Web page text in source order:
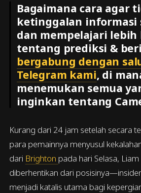
Bagaimana cara agar
ketinggalan informasi
dan mempelajari
tentang prediksi &
bergabung dengan
Telegram kami, di
menemukan semua
inginkan tentang
Kurang dari 24 jam setelah secara
para pemainnya menyusul
dari Brighton pada hari Selasa,
diberhentikan dari
menjadi katalis utama bagi